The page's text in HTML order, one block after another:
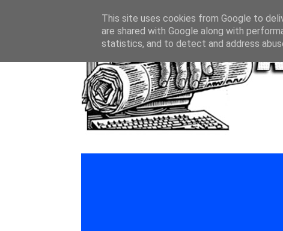
This site uses cookies from Google to
are shared with Google along with
statistics, and to detect and address